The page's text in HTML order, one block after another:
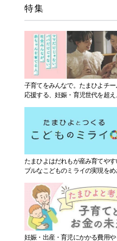
特集
子育てをみんなで。たまひよチ
応援する、妊娠・育児世代を超
たまひよはだれもが産み育てや
ブルなこどものミライの実現を
妊娠・出産・育児にかかる費用